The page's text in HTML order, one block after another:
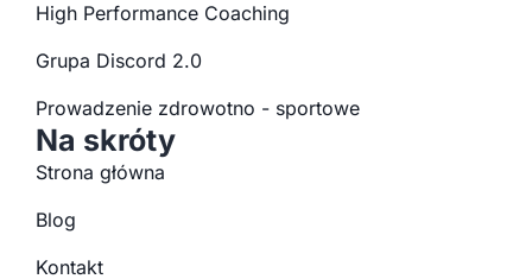
High Performance Coaching
Grupa Discord 2.0
Prowadzenie zdrowotno - sportowe
Na skróty
Strona główna
Blog
Kontakt